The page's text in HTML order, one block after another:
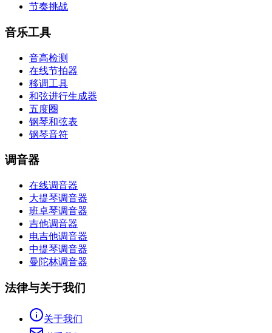
节奏挑战
音乐工具
音高检测
在线节拍器
移调工具
和弦进行生成器
五度圈
钢琴和弦表
钢琴音符
调音器
在线调音器
大提琴调音器
班卓琴调音器
吉他调音器
电吉他调音器
中提琴调音器
曼陀林调音器
法律与关于我们
关于我们